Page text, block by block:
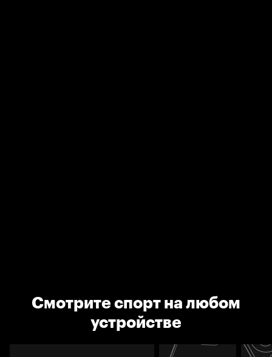
Смотрите спорт на любом
устройстве